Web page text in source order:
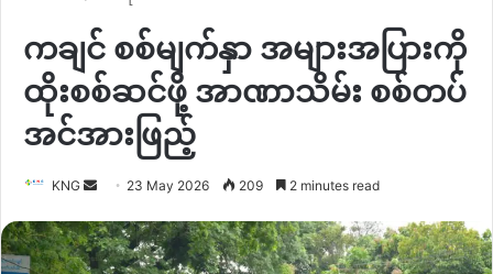
ကချင် စစ်မျက်နှာ အများအပြားကို
ထိုးစစ်ဆင်ဖို့ အာဏာသိမ်း စစ်တပ်
အင်အားဖြည့်
KNG
Send
email
23 May 2026 209 2 minutes read